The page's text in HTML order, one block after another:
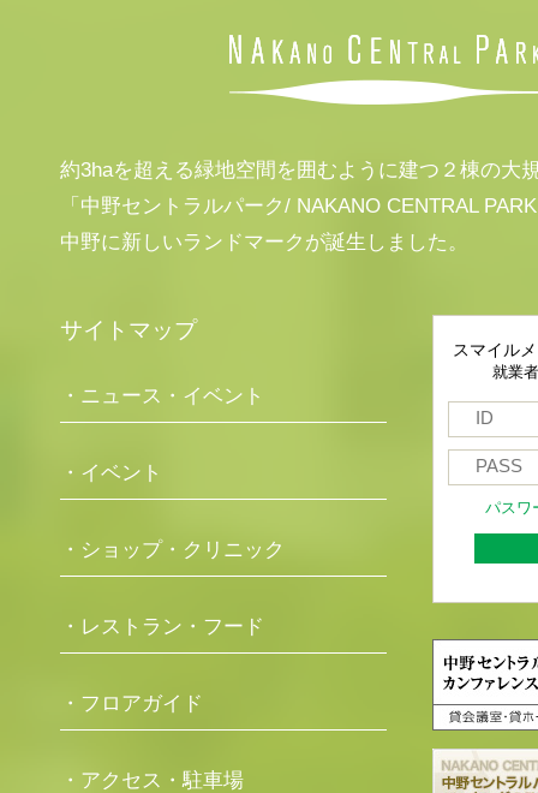
約3haを超える緑地空間を囲むように建つ２棟の大
「中野セントラルパーク/ NAKANO CENTRAL
中野に新しいランドマークが誕生しました。
サイトマップ
・ニュース・イベント
・イベント
・ショップ・クリニック
・レストラン・フード
・フロアガイド
・アクセス・駐車場
スマイル
就業
パスワ